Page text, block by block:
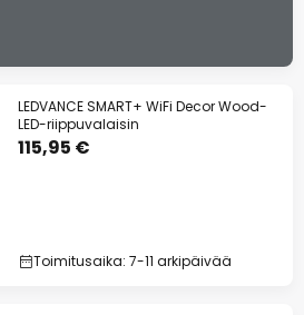
LEDVANCE SMART+ WiFi Decor Wood-
LED-riippuvalaisin
115,95 €
Toimitusaika: 7-11 arkipäivää